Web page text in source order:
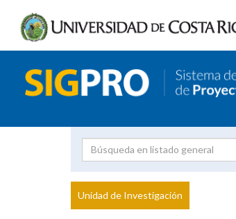
Proyecto
Investigador
Unidad de Investigación